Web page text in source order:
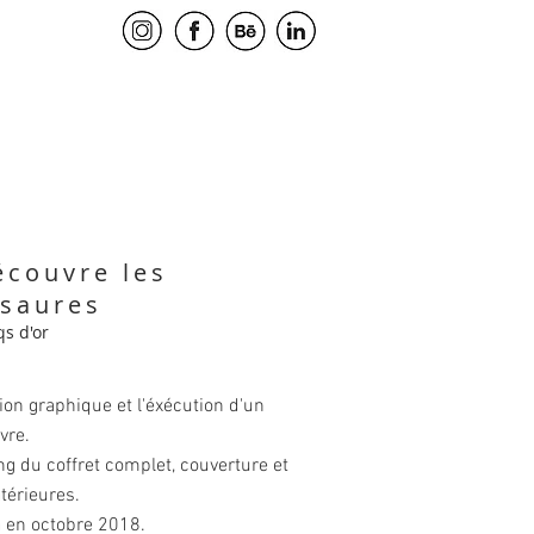
les
d'or
graphique et l'éxécution d'un
du coffret complet, couverture et
en octobre 2018.